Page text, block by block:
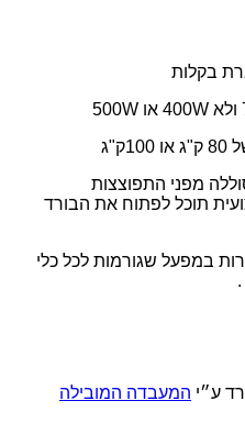
בקלות
מפני התפוצצות
תוכל לפתוח את הבורד
במפעל שגורמות לכל כלי
ע״י המעבדה המובילה